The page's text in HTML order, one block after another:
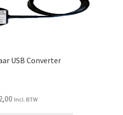
USB Converter
Incl. BTW